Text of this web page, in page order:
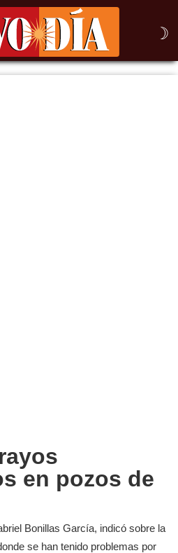
☽
en pozos de
Bonillas García, indicó sobre la
se han tenido problemas por